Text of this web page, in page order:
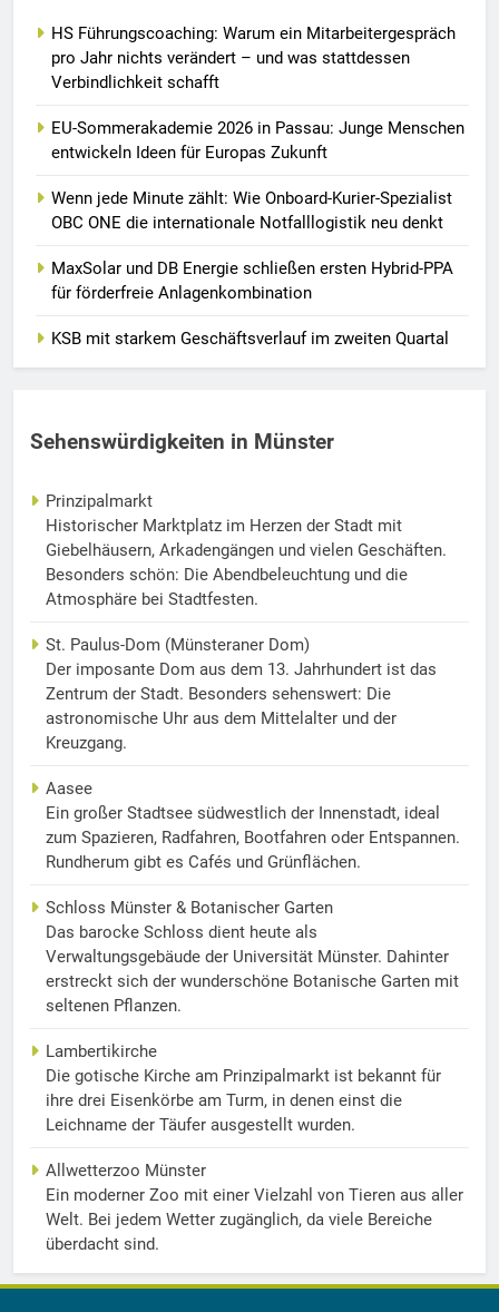
HS Führungscoaching: Warum ein Mitarbeitergespräch
pro Jahr nichts verändert – und was stattdessen
Verbindlichkeit schafft
EU-Sommerakademie 2026 in Passau: Junge Menschen
entwickeln Ideen für Europas Zukunft
Wenn jede Minute zählt: Wie Onboard-Kurier-Spezialist
OBC ONE die internationale Notfalllogistik neu denkt
MaxSolar und DB Energie schließen ersten Hybrid-PPA
für förderfreie Anlagenkombination
KSB mit starkem Geschäftsverlauf im zweiten Quartal
Sehenswürdigkeiten in Münster
Prinzipalmarkt
Historischer Marktplatz im Herzen der Stadt mit
Giebelhäusern, Arkadengängen und vielen Geschäften.
Besonders schön: Die Abendbeleuchtung und die
Atmosphäre bei Stadtfesten.
St. Paulus-Dom (Münsteraner Dom)
Der imposante Dom aus dem 13. Jahrhundert ist das
Zentrum der Stadt. Besonders sehenswert: Die
astronomische Uhr aus dem Mittelalter und der
Kreuzgang.
Aasee
Ein großer Stadtsee südwestlich der Innenstadt, ideal
zum Spazieren, Radfahren, Bootfahren oder Entspannen.
Rundherum gibt es Cafés und Grünflächen.
Schloss Münster & Botanischer Garten
Das barocke Schloss dient heute als
Verwaltungsgebäude der Universität Münster. Dahinter
erstreckt sich der wunderschöne Botanische Garten mit
seltenen Pflanzen.
Lambertikirche
Die gotische Kirche am Prinzipalmarkt ist bekannt für
ihre drei Eisenkörbe am Turm, in denen einst die
Leichname der Täufer ausgestellt wurden.
Allwetterzoo Münster
Ein moderner Zoo mit einer Vielzahl von Tieren aus aller
Welt. Bei jedem Wetter zugänglich, da viele Bereiche
überdacht sind.